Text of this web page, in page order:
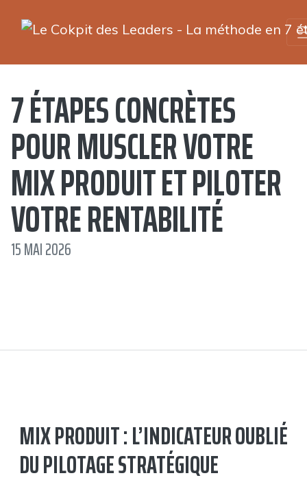
7 ÉTAPES CONCRÈTES
POUR MUSCLER VOTRE
MIX PRODUIT ET PILOTER
VOTRE RENTABILITÉ
15 MAI 2026
MIX PRODUIT : L’INDICATEUR OUBLIÉ
DU PILOTAGE STRATÉGIQUE